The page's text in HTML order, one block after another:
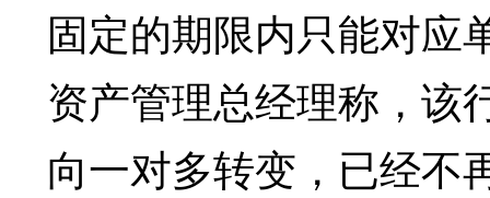
固定的期限内只能对应
资产管理总经理称，该
向一对多转变，已经不